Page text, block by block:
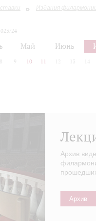
Издания
24
Май Июнь
8 9 10 11 12 13 14
Архив
Архив